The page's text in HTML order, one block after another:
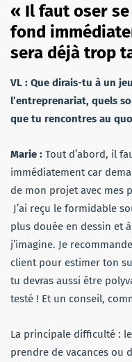
« Il faut oser
fond
sera déjà trop
VL : Que dirais-tu à un
l’entreprenariat, quels
que tu rencontres au
Marie : Tout d’abord, il
immédiatement car
de mon projet avec mes
J’ai reçu le formidable
plus douée en dessin et
j’imagine. Je
client pour estimer ton
tu devras aussi être
testé ! Et un conseil,
La principale difficulté :
prendre de vacances ou